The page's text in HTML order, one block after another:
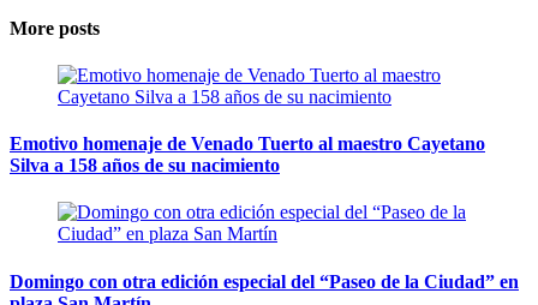
More posts
Emotivo homenaje de Venado Tuerto al maestro Cayetano
Silva a 158 años de su nacimiento
Domingo con otra edición especial del “Paseo de la Ciudad” en